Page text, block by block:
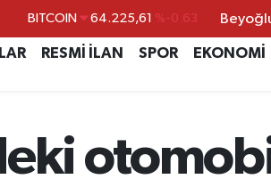
EURO 55,0317 %-0.02
BİST100 13.799 %70
RESMİ İLAN SPOR EKONOMİ